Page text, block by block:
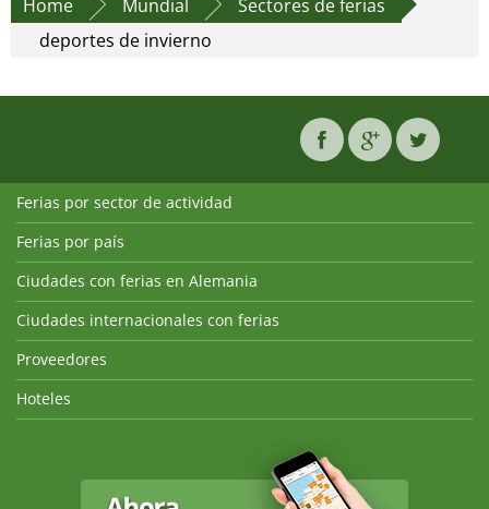
Home Mundial
Sectores de ferias
deportes de invierno
Ferias por sector de actividad
Ferias por país
Ciudades con ferias en Alemania
Ciudades internacionales con ferias
Proveedores
Hoteles